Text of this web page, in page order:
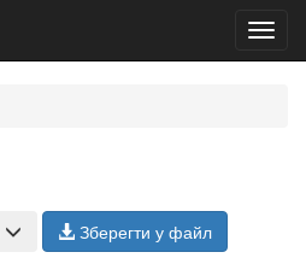
Зберегти у файл